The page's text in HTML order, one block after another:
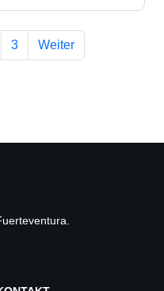
3 Weiter